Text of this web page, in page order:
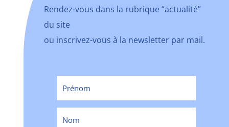
Rendez-vous dans la rubrique “actualité”
du site
ou inscrivez-vous à la newsletter par mail.